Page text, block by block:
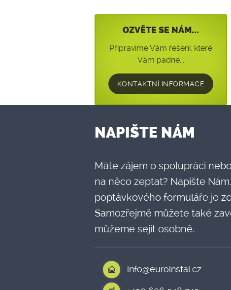
OZVĚTE SE NÁM...
Připravíme Vám řešení, které
Vám padne...
KONTAKTNÍ INFORMACE
NAPIŠTE NÁM
Máte zájem o spolupráci
na něco zeptat? Napište
poptávkového formuláře je
Samozřejmě můžete také
můžeme sejít osobně.
info@euroinstal.cz